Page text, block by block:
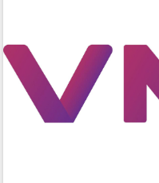
nhất, Quốc hội khóa XVI
Quyết liệt cải cách hành chính, khơi
thông nguồn lực phát triển
Nâng cao hiệu lực, hiệu quả HĐND
tỉnh thông qua hiện đại hóa hành